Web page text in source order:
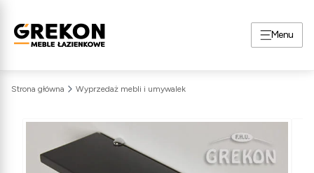
Menu
Strona główna Wyprzedaż mebli i umywalek